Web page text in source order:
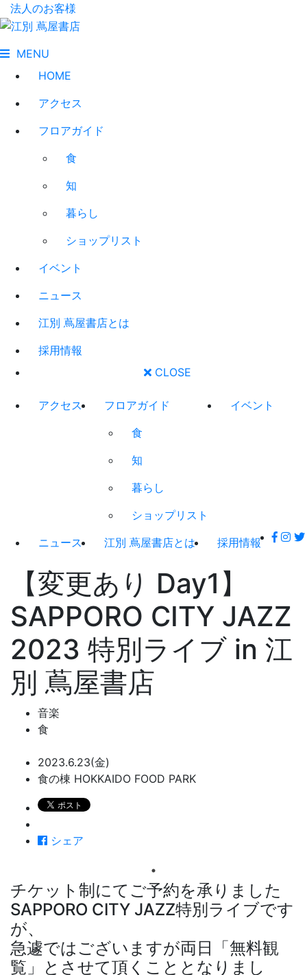
法人のお客様
MENU
HOME
アクセス
フロアガイド
食
知
暮らし
ショップリスト
イベント
ニュース
江別 蔦屋書店とは
採用情報
CLOSE
アクセス
フロアガイド
食
知
暮らし
ショップリスト
イベント
ニュース 江別 蔦屋書店とは 採用情報
【変更あり Day1】
SAPPORO CITY JAZZ
2023 特別ライブ in 江
別 蔦屋書店
音楽
食
2023.6.23(金)
食の棟 HOKKAIDO FOOD PARK
シェア
チケット制にてご予約を承りました
SAPPORO CITY JAZZ特別ライブです
が、
急遽ではございますが両日「無料観
覧」とさせて頂くこととなりまし